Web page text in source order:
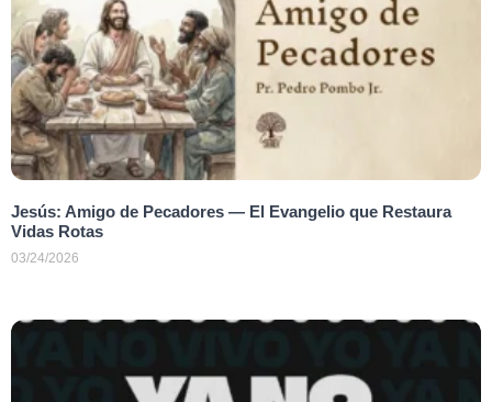
Jesús: Amigo de Pecadores — El Evangelio que Restaura
Vidas Rotas
03/24/2026